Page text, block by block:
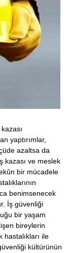
yaptırımlar,
azaltsa da
kazası ve meslek
bir mücadele
benimsenecek
İş güvenliği
bir yaşam
bireylerin
hastalıkları ile
kültürünün